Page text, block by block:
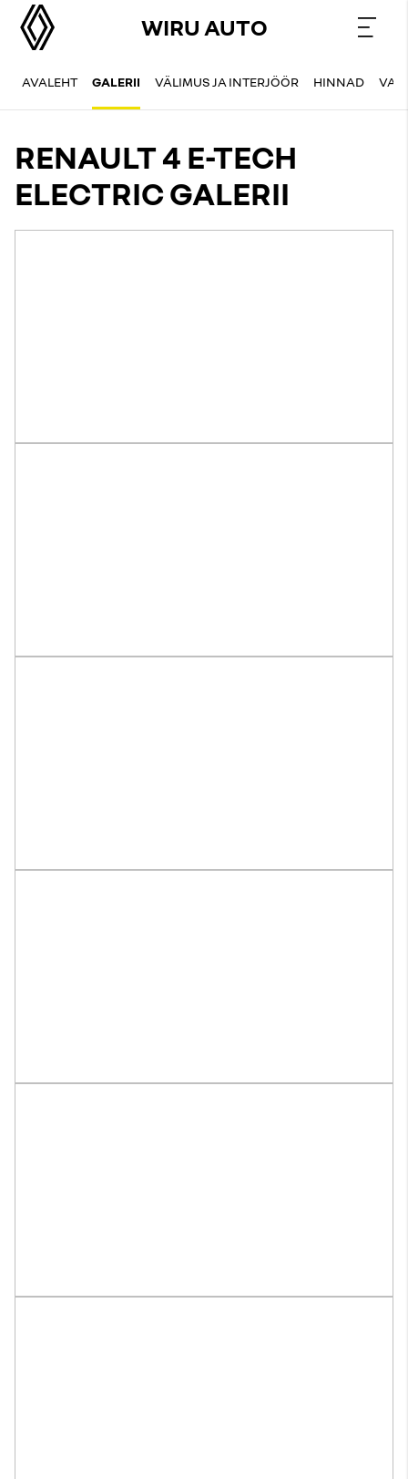
WIRU AUTO
AVALEHT GALERII VÄLIMUS JA INTERJÖÖR HINNAD
RENAULT 4 E-TECH
ELECTRIC GALERII